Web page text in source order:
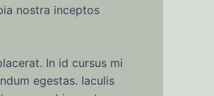
nostra inceptos
In id cursus mi
egestas. Iaculis